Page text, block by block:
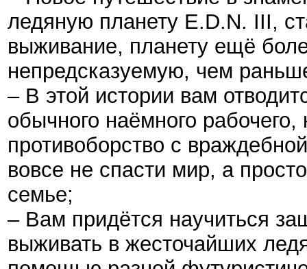
ледяную планету E.D.N. III,
выживание, планету ещё
непредсказуемую, чем
– В этой истории вам
обычного наёмного рабочего,
противоборство с
вовсе не спасти мир, а
семье;
– Вам придётся научиться
выживать в жесточайших